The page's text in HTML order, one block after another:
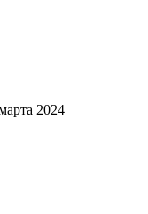
2024